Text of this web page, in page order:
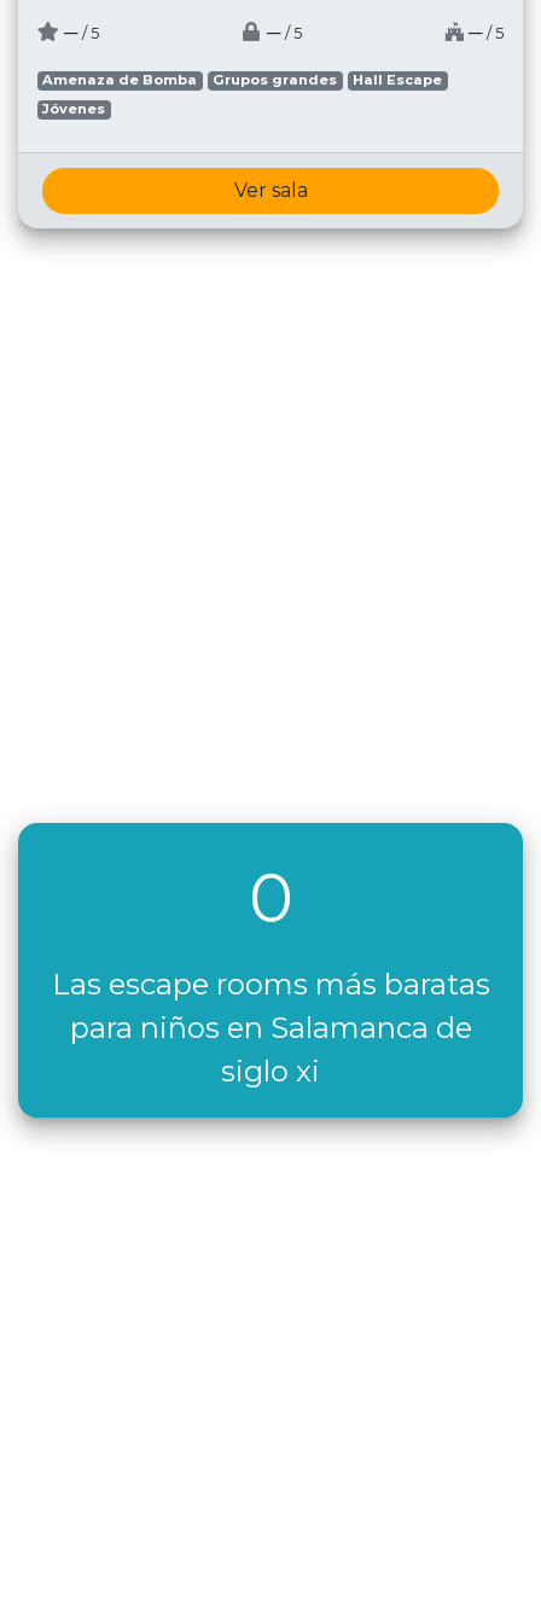
─ / 5 ─ / 5 ─ / 5
Amenaza de Bomba Grupos grandes
Hall Escape
Jóvenes
Ver sala
0
Las escape rooms más baratas
para niños en Salamanca de
siglo xi